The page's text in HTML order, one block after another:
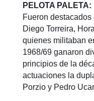
PELOTA PALETA:
Fueron destacados
Diego Torreira,
quienes militaban
1968/69 ganaron
principios de la
actuaciones la
Porzio y Pedro